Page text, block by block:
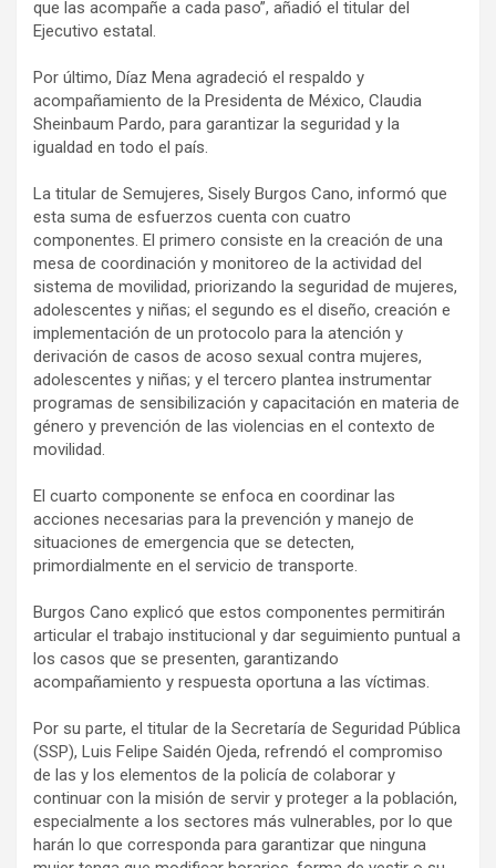
que las acompañe a cada paso”, añadió el titular del
Ejecutivo estatal.
Por último, Díaz Mena agradeció el respaldo y
acompañamiento de la Presidenta de México, Claudia
Sheinbaum Pardo, para garantizar la seguridad y la
igualdad en todo el país.
La titular de Semujeres, Sisely Burgos Cano, informó que
esta suma de esfuerzos cuenta con cuatro
componentes. El primero consiste en la creación de una
mesa de coordinación y monitoreo de la actividad del
sistema de movilidad, priorizando la seguridad de mujeres,
adolescentes y niñas; el segundo es el diseño, creación e
implementación de un protocolo para la atención y
derivación de casos de acoso sexual contra mujeres,
adolescentes y niñas; y el tercero plantea instrumentar
programas de sensibilización y capacitación en materia de
género y prevención de las violencias en el contexto de
movilidad.
El cuarto componente se enfoca en coordinar las
acciones necesarias para la prevención y manejo de
situaciones de emergencia que se detecten,
primordialmente en el servicio de transporte.
Burgos Cano explicó que estos componentes permitirán
articular el trabajo institucional y dar seguimiento puntual a
los casos que se presenten, garantizando
acompañamiento y respuesta oportuna a las víctimas.
Por su parte, el titular de la Secretaría de Seguridad Pública
(SSP), Luis Felipe Saidén Ojeda, refrendó el compromiso
de las y los elementos de la policía de colaborar y
continuar con la misión de servir y proteger a la población,
especialmente a los sectores más vulnerables, por lo que
harán lo que corresponda para garantizar que ninguna